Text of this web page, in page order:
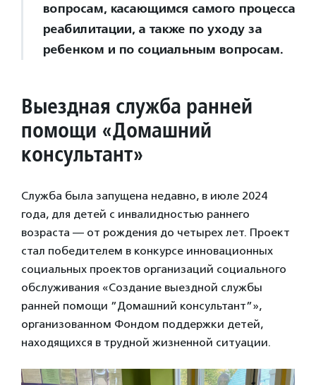
вопросам, касающимся самого процесса
реабилитации, а также по уходу за
ребенком и по социальным вопросам.
Выездная служба ранней
помощи «Домашний
консультант»
Служба была запущена недавно, в июле 2024
года, для детей с инвалидностью раннего
возраста — от рождения до четырех лет. Проект
стал победителем в конкурсе инновационных
социальных проектов организаций социального
обслуживания «Создание выездной службы
ранней помощи ”Домашний консультант”»,
организованном Фондом поддержки детей,
находящихся в трудной жизненной ситуации.